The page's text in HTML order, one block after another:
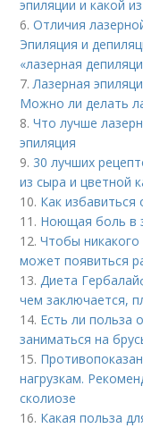
эпиляции и какой
6.Отличия
Эпиляция и
«лазерная
7.Лазерная
Можно ли делать
8.Что лучше
эпиляция
9. 30 лучших
из сыра и цветной
10. Как
11. Ноющая боль в
12.Чтобы никакого
может появиться
13.Диета
чем заключается,
14. Есть ли польза
заниматься на
15.
нагрузкам.
сколиозе
16. Какая польза